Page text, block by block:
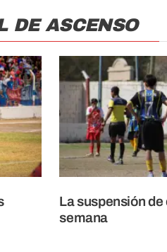
DE ASCENSO
La suspensión de
semana